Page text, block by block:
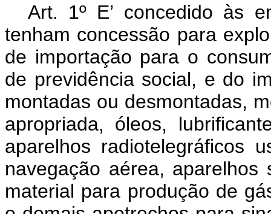
Art. 1º E’ concedido às
tenham concessão para
de importação para o
de previdência social, e do
montadas ou desmontadas,
apropriada, óleos,
aparelhos radiotelegráficos
navegação aérea, aparelhos
material para produção de